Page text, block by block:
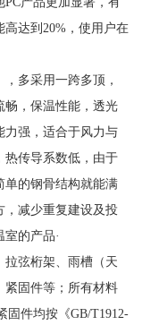
达到20%，使用户在
多采用一跨多顶，
畅，保温性能，透光
力强，适合于风力与
热传导系数低，由于
单的钢骨结构就能满
，减少重复建设及投
的产品·
弦桁架、雨槽（天
紧固件等；所有材料
固件均按《GB/T1912-